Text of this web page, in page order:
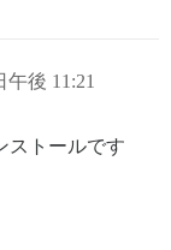
午後 11:21
ストールです